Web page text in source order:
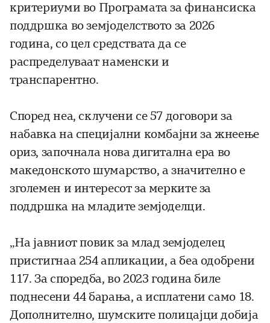
критериуми во Програмата за финансиска
поддршка во земјоделството за 2026
година, со цел средствата да се
распределуваат наменски и
транспарентно.
Според неа, склучени се 57 договори за
набавка на специјални комбајни за жнеење
ориз, започнала нова дигитална ера во
македонското шумарство, а значително е
зголемен и интересот за мерките за
поддршка на младите земјоделци.
„На јавниот повик за млад земјоделец
пристигнаа 254 апликации, а беа одобрени
117. За споредба, во 2023 година биле
поднесени 44 барања, а исплатени само 18.
Дополнително, шумските полицајци добија